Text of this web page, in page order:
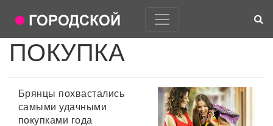
ПОКУПКА
Брянцы похвастались
самыми удачными
покупками года